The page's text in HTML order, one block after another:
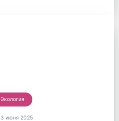
Экология
3 июня 2025